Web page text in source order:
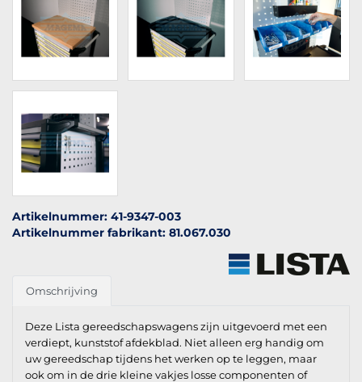
Artikelnummer: 41-9347-003
Artikelnummer fabrikant: 81.067.030
Omschrijving
Deze Lista gereedschapswagens zijn uitgevoerd met een
verdiept, kunststof afdekblad. Niet alleen erg handig om
uw gereedschap tijdens het werken op te leggen, maar
ook om in de drie kleine vakjes losse componenten of